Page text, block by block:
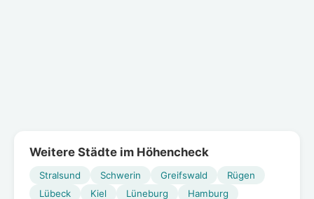
Weitere Städte im Höhencheck
Stralsund Schwerin Greifswald
Rügen
Lübeck
Kiel Lüneburg Hamburg